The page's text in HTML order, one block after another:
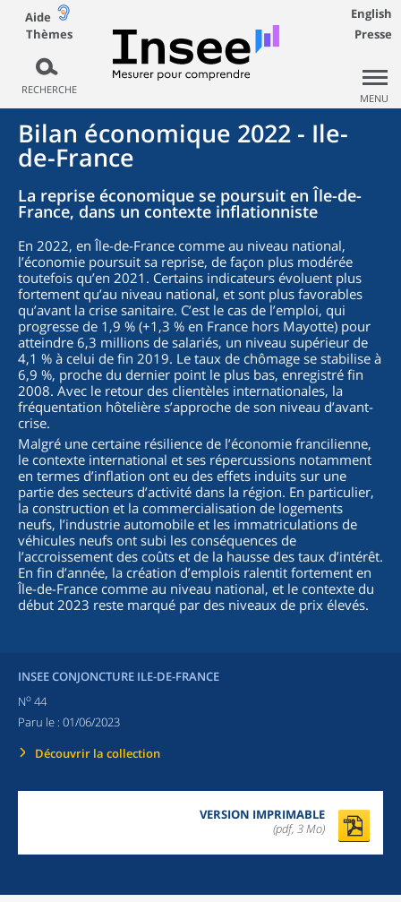
Aide
Thèmes
RECHERCHE
English
Presse
MENU
Bilan économique 2022 - Ile-
de-France
La reprise économique se poursuit en Île-de-
France, dans un contexte inflationniste
En 2022, en Île-de-France comme au niveau national,
l’économie poursuit sa reprise, de façon plus modérée
toutefois qu’en 2021. Certains indicateurs évoluent plus
fortement qu’au niveau national, et sont plus favorables
qu’avant la crise sanitaire. C’est le cas de l’emploi, qui
progresse de 1,9 % (+1,3 % en France hors Mayotte) pour
atteindre 6,3 millions de salariés, un niveau supérieur de
4,1 % à celui de fin 2019. Le taux de chômage se stabilise à
6,9 %, proche du dernier point le plus bas, enregistré fin
2008. Avec le retour des clientèles internationales, la
fréquentation hôtelière s’approche de son niveau d’avant-
crise.
Malgré une certaine résilience de l’économie francilienne,
le contexte international et ses répercussions notamment
en termes d’inflation ont eu des effets induits sur une
partie des secteurs d’activité dans la région. En particulier,
la construction et la commercialisation de logements
neufs, l’industrie automobile et les immatriculations de
véhicules neufs ont subi les conséquences de
l’accroissement des coûts et de la hausse des taux d’intérêt.
En fin d’année, la création d’emplois ralentit fortement en
Île-de-France comme au niveau national, et le contexte du
début 2023 reste marqué par des niveaux de prix élevés.
INSEE CONJONCTURE ILE-DE-FRANCE
No 44
Paru le : 01/06/2023
Découvrir la collection
VERSION IMPRIMABLE
(pdf, 3 Mo)